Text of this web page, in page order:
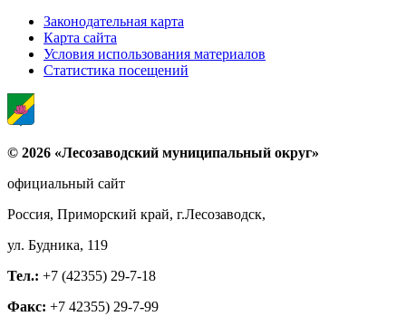
Законодательная карта
Карта сайта
Условия использования материалов
Статистика посещений
© 2026 «Лесозаводский муниципальный округ»
официальный сайт
Россия, Приморский край, г.Лесозаводск,
ул. Будника, 119
Тел.: +7 (42355) 29-7-18
Факс: +7 42355) 29-7-99